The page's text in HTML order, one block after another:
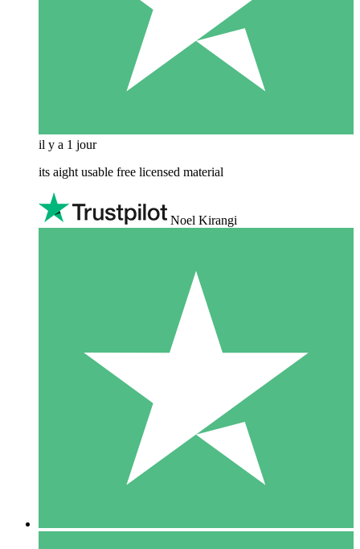
il y a 1 jour
its aight usable free licensed material
Noel Kirangi